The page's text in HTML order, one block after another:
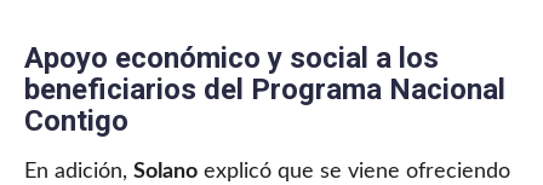
Apoyo económico y social a los
beneficiarios del Programa Nacional
Contigo
En adición, Solano explicó que se viene ofreciendo